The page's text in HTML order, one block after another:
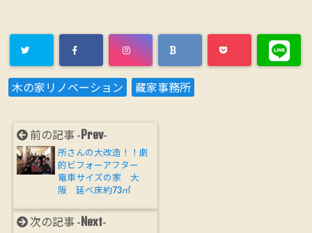
木の家リノベーション 藏家事務所
前の記事 - Prev-
所さんの大改造！！劇
的ビフォーアフター
電車サイズの家 大
阪 延べ床約73㎡
次の記事 - Next-